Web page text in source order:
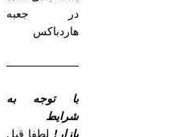
در جعبه
هاردباکس
با توجه به
شرایط
بازار! لطفا قبل